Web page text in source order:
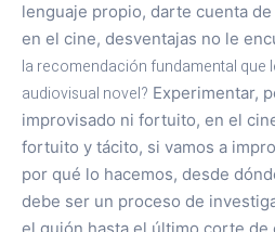
lenguaje propio, darte cuenta
en el cine, desventajas no le
la recomendación fundamental que
audiovisual novel? Experimentar,
improvisado ni fortuito, en el
fortuito y tácito, si vamos a
por qué lo hacemos, desde
debe ser un proceso de